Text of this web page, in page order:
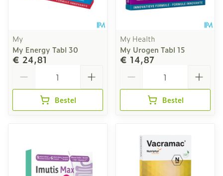
My
My Energy Tabl 30
€ 24,81
Bestel
My Health
My Urogen Tabl 15
€ 14,87
Bestel